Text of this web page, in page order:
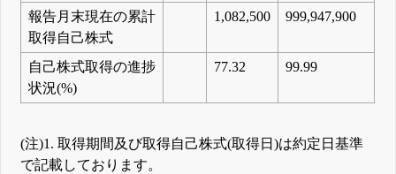
報告月末現在の累計
取得自己株式
1,082,500 999,947,900
自己株式取得の進捗
状況(%)
77.32 99.99
(注)1. 取得期間及び取得自己株式(取得日)は約定日基準
で記載しております。